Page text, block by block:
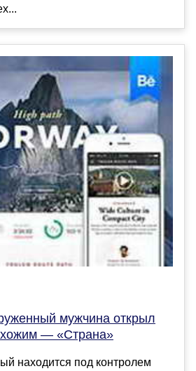
мужчина открыл
— «Страна»
находится под контролем